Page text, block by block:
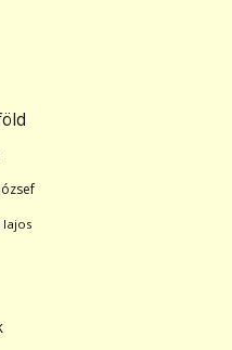
lajos